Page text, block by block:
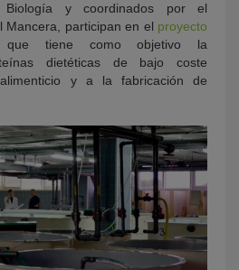
y coordinados por el
Mancera, participan en el proyecto
tiene como objetivo la
dietéticas de bajo coste
y a la fabricación de